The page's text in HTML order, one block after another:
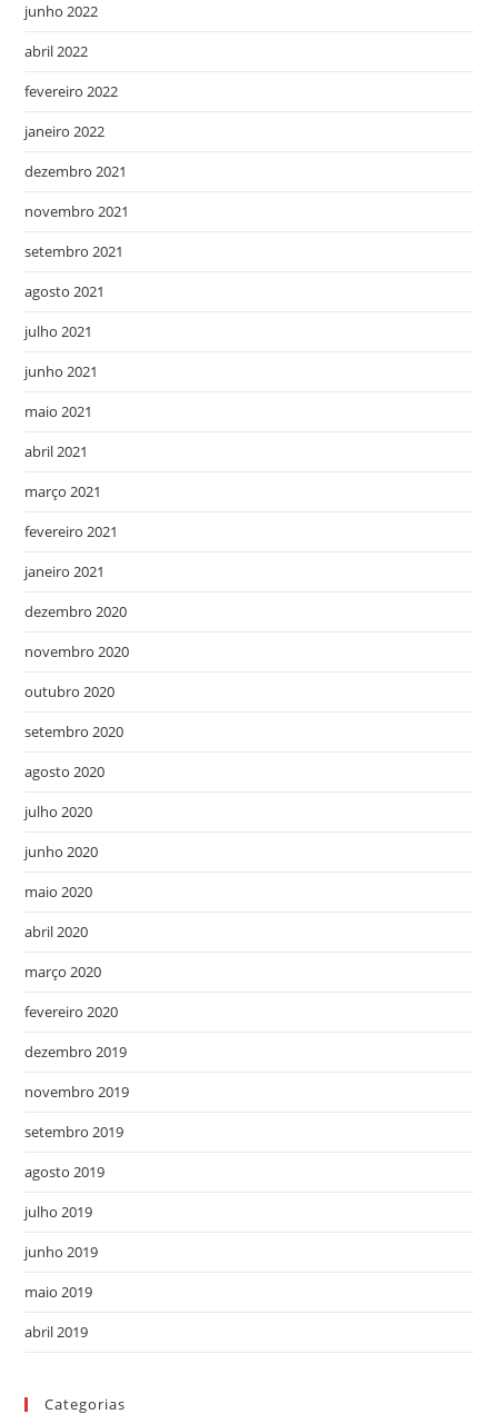
junho 2022
abril 2022
fevereiro 2022
janeiro 2022
dezembro 2021
novembro 2021
setembro 2021
agosto 2021
julho 2021
junho 2021
maio 2021
abril 2021
março 2021
fevereiro 2021
janeiro 2021
dezembro 2020
novembro 2020
outubro 2020
setembro 2020
agosto 2020
julho 2020
junho 2020
maio 2020
abril 2020
março 2020
fevereiro 2020
dezembro 2019
novembro 2019
setembro 2019
agosto 2019
julho 2019
junho 2019
maio 2019
abril 2019
Categorias